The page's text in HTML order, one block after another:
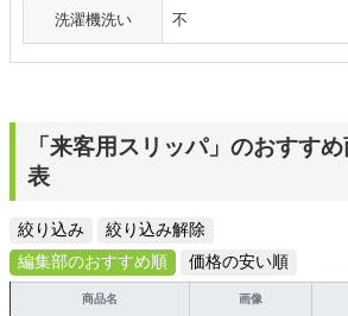
洗濯機洗い 不
「来客用スリッパ」のおすす
表
絞り込み
絞り込み解除
編集部のおすすめ順
価格の安い順
商品名 画像